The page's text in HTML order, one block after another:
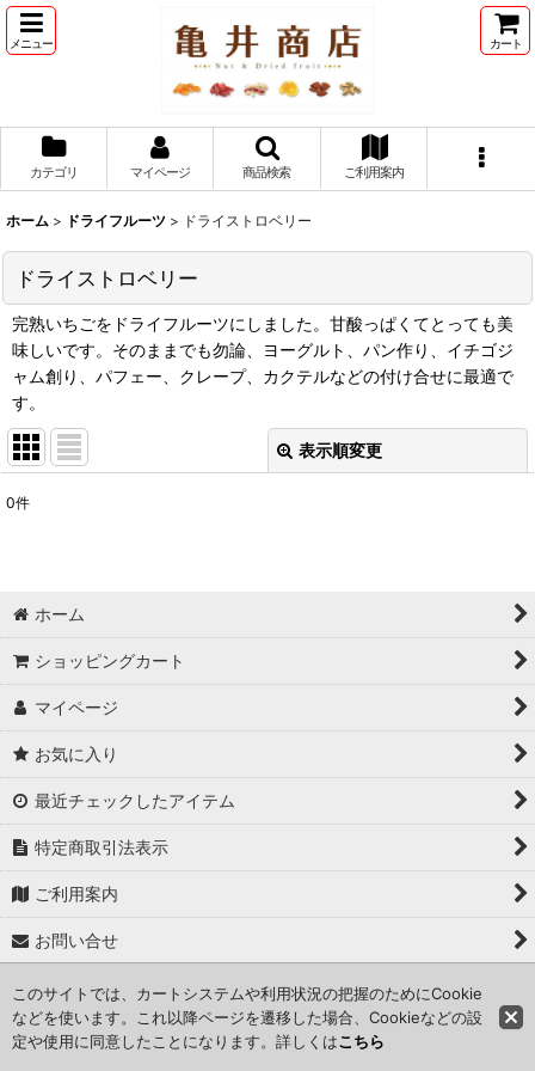
メニュー カート
カテゴリ マイページ 商品検索 ご利用案内
ホーム > ドライフルーツ > ドライストロベリー
ドライストロベリー
完熟いちごをドライフルーツにしました。甘酸っぱくてとっても美
味しいです。そのままでも勿論、ヨーグルト、パン作り、イチゴジ
ャム創り、パフェー、クレープ、カクテルなどの付け合せに最適で
す。
表示順変更
0件
ホーム
ショッピングカート
マイページ
お気に入り
最近チェックしたアイテム
特定商取引法表示
ご利用案内
お問い合せ
Copyright (C) 2024 kameisyouten. All Rights Reserved.
Powered byおちゃのこネット ネットショップ作成サービス
このサイトでは、カートシステムや利用状況の把握のためにCookie
などを使います。これ以降ページを遷移した場合、Cookieなどの設
定や使用に同意したことになります。詳しくはこちら